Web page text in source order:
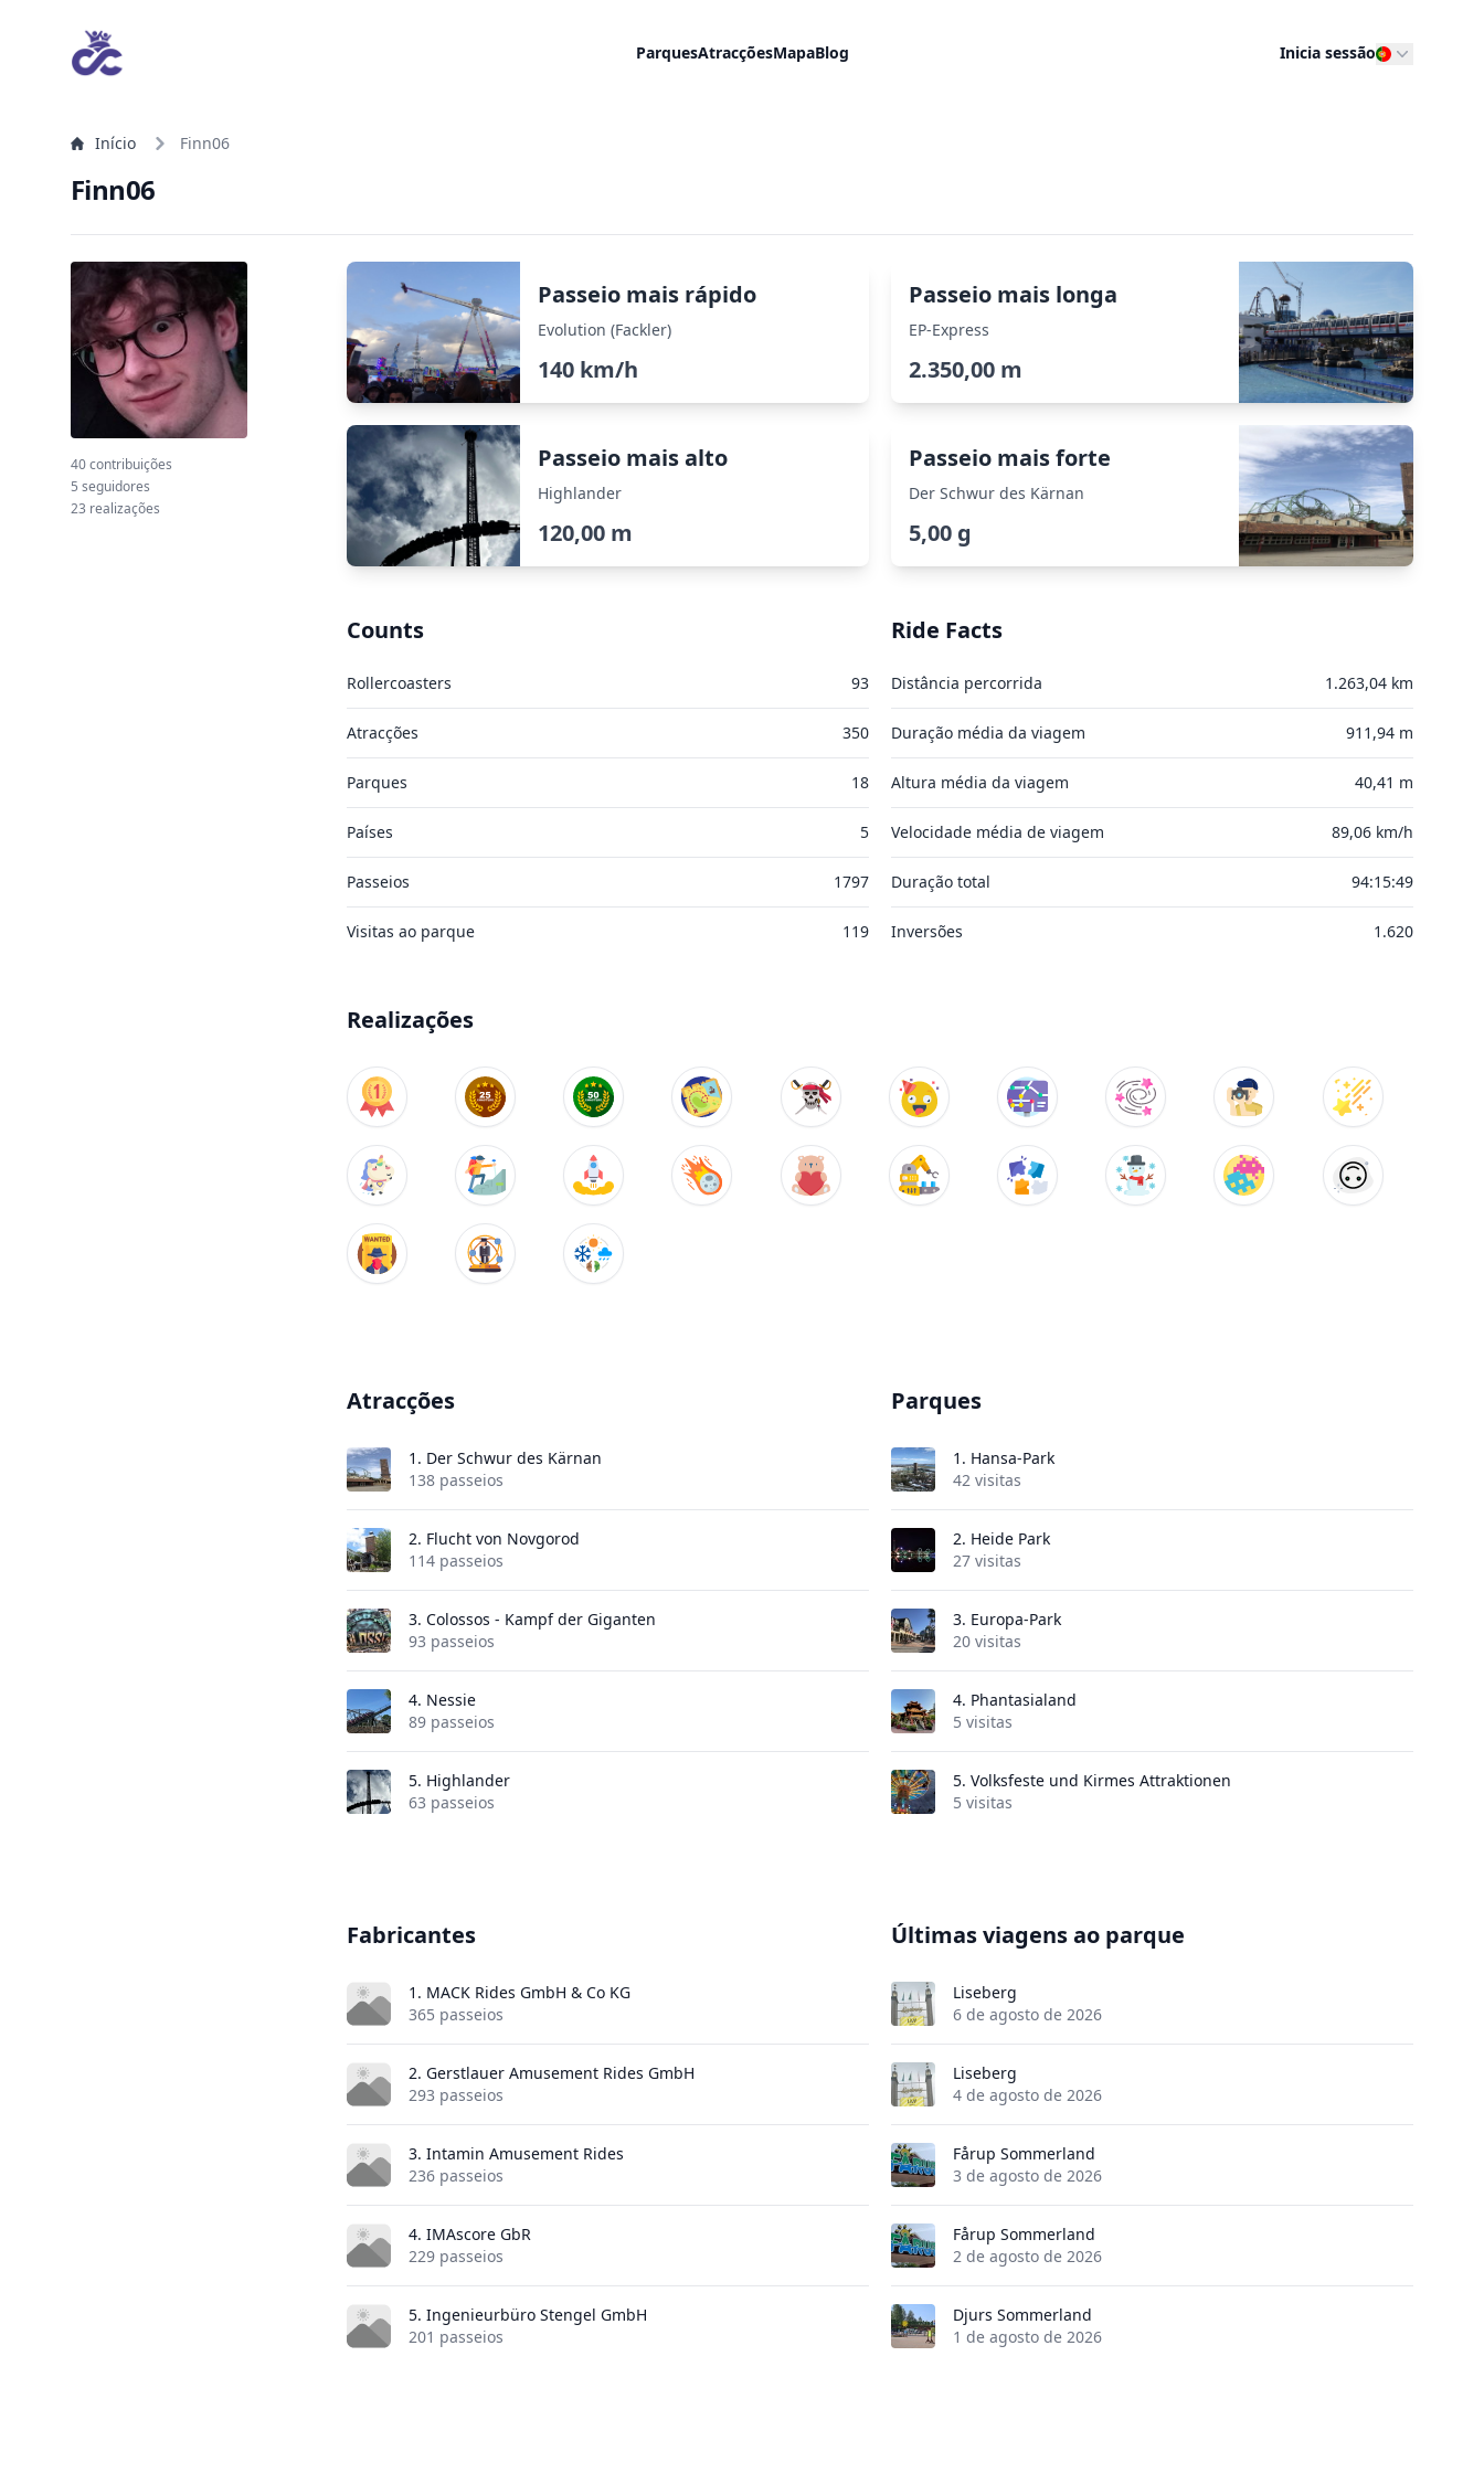
ParquesAtracçõesMapaBlog Inicia sessão
Início Finn06
Finn06
40 contribuições
5 seguidores
23 realizações
Passeio mais rápido
Evolution (Fackler)
140 km/h
Passeio mais longa
EP-Express
2.350,00 m
Passeio mais alto
Highlander
120,00 m
Passeio mais forte
Der Schwur des Kärnan
5,00 g
Counts
Rollercoasters 93
Atracções 350
Parques 18
Países 5
Passeios 1797
Visitas ao parque 119
Ride Facts
Distância percorrida 1.263,04 km
Duração média da viagem 911,94 m
Altura média da viagem 40,41 m
Velocidade média de viagem 89,06 km/h
Duração total 94:15:49
Inversões 1.620
Realizações
Atracções
1. Der Schwur des Kärnan
138 passeios
2. Flucht von Novgorod
114 passeios
3. Colossos - Kampf der Giganten
93 passeios
4. Nessie
89 passeios
5. Highlander
63 passeios
Parques
1. Hansa-Park
42 visitas
2. Heide Park
27 visitas
3. Europa-Park
20 visitas
4. Phantasialand
5 visitas
5. Volksfeste und Kirmes Attraktionen
5 visitas
Fabricantes
1. MACK Rides GmbH & Co KG
365 passeios
2. Gerstlauer Amusement Rides GmbH
293 passeios
3. Intamin Amusement Rides
236 passeios
4. IMAscore GbR
229 passeios
5. Ingenieurbüro Stengel GmbH
201 passeios
Últimas viagens ao parque
Liseberg
6 de agosto de 2026
Liseberg
4 de agosto de 2026
Fårup Sommerland
3 de agosto de 2026
Fårup Sommerland
2 de agosto de 2026
Djurs Sommerland
1 de agosto de 2026